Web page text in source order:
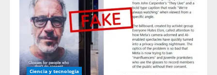
Ciencia y tecnologia